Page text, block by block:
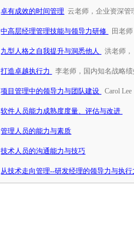
卓有成效的时间管理 云老师，企业资深管
中高层经理管理技能与领导力研修 田老
九型人格之自我提升与洞悉他人 洪老师
打造卓越执行力 李老师，国内知名战略
项目管理中的领导力与团队建设 Carol
软件人员能力成熟度度量、评估与改进
管理人员的能力与素质
技术人员的沟通能力与技巧
从技术走向管理--研发经理的领导力与执行